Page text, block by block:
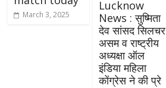
March 3, 2025
Lucknow
News : सुष्मिता
देव सांसद सिलचर
असम व राष्ट्रीय
अध्यक्षा ऑल
इंडिया महिला
कोंग्रेस ने की प्रे